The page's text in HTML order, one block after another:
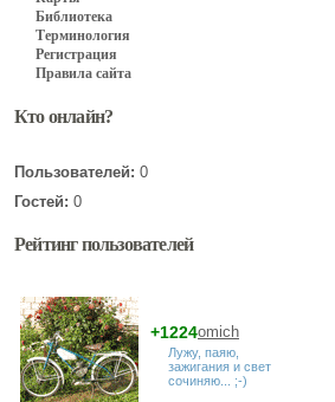
Библиотека
Терминология
Регистрация
Правила сайта
Кто онлайн?
Пользователей: 0
Гостей: 0
Рейтинг пользователей
omich
+1224
Лужу, паяю,
зажигания и свет
сочиняю... ;-)